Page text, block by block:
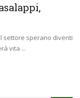
settore sperano diventi
vita ...